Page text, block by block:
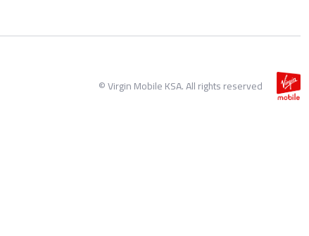
Virgin Mobile KSA. All rights reserved ©